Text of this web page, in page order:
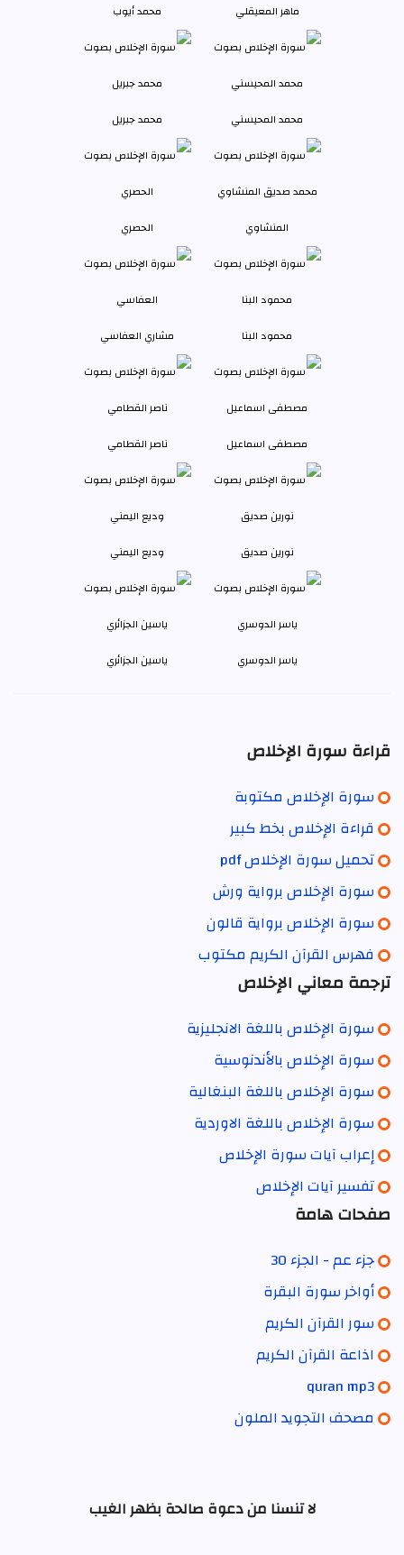
ماهر المعيقلي محمد أيوب
محمد المحيسني محمد جبريل
المنشاوي الحصري
محمود البنا مشاري العفاسي
مصطفى اسماعيل ناصر القطامي
نورين صديق وديع اليمني
ياسر الدوسري ياسين الجزائري
قراءة سورة الإخلاص
سورة الإخلاص مكتوبة
قراءة الإخلاص بخط كبير
تحميل سورة الإخلاص pdf
سورة الإخلاص برواية ورش
سورة الإخلاص برواية قالون
فهرس القرآن الكريم مكتوب
ترجمة معاني الإخلاص
سورة الإخلاص باللغة الانجليزية
سورة الإخلاص بالأندنوسية
سورة الإخلاص باللغة البنغالية
سورة الإخلاص باللغة الاوردية
إعراب آيات سورة الإخلاص
تفسير آيات الإخلاص
صفحات هامة
جزء عم - الجزء 30
أواخر سورة البقرة
سور القرآن الكريم
اذاعة القرآن الكريم
quran mp3
مصحف التجويد الملون
لا تنسنا من دعوة صالحة بظهر الغيب